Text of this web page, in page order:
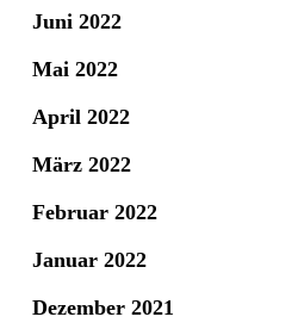
Juni 2022
Mai 2022
April 2022
März 2022
Februar 2022
Januar 2022
Dezember 2021